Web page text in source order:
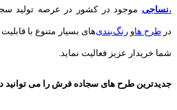
نساجی، موجود در کشور در عرصه تولید
درطرح هاو
رنگ‌بندی‌ های بسیار متنوع با قابلیت
شما خریدار عزیز فعالیت نماید.
جدیدترین طرح های سجاده فرش را می توانید